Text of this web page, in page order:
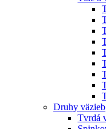
Druhy väzieb
Tvrdá